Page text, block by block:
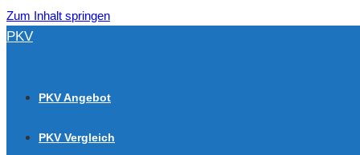
Zum Inhalt springen
PKV
PKV Angebot
PKV Vergleich